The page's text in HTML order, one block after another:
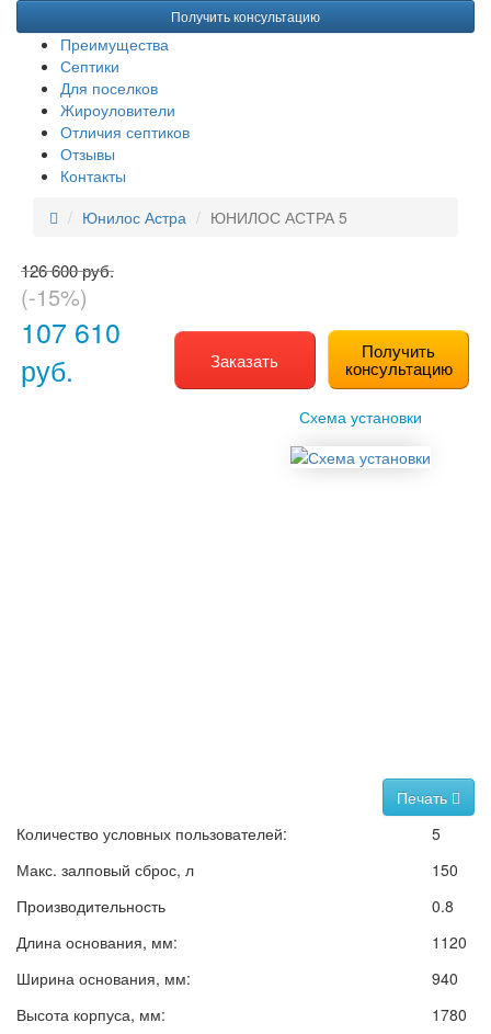
Получить консультацию
Преимущества
Септики
Для поселков
Жироуловители
Отличия септиков
Отзывы
Контакты
Юнилос Астра
ЮНИЛОС АСТРА 5
126 600 руб.
(-15%)
107 610
руб.
Заказать Получить
консультацию
Схема установки
Печать
Количество условных пользователей:
5
Макс. залповый сброс, л
150
Производительность
0.8
Длина основания, мм:
1120
Ширина основания, мм:
940
Высота корпуса, мм:
1780